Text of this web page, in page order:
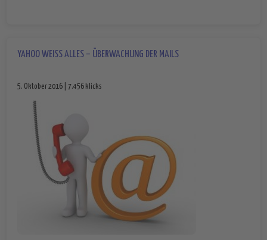
YAHOO WEISS ALLES – ÜBERWACHUNG DER MAILS
5. Oktober 2016 | 7.456 klicks